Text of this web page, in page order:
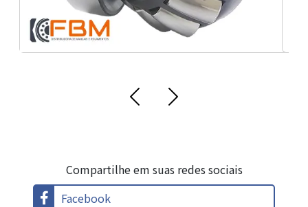
Compartilhe em suas redes sociais
Facebook